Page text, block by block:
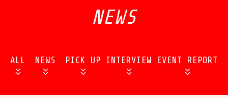
NEWS
ALL NEWS PICK UP INTERVIEW EVENT REPORT